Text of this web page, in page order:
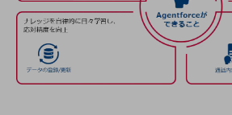
モビリティ
製造・建設業
小売業